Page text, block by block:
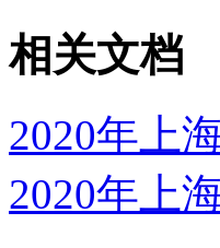
相关文档
2020年上
2020年上